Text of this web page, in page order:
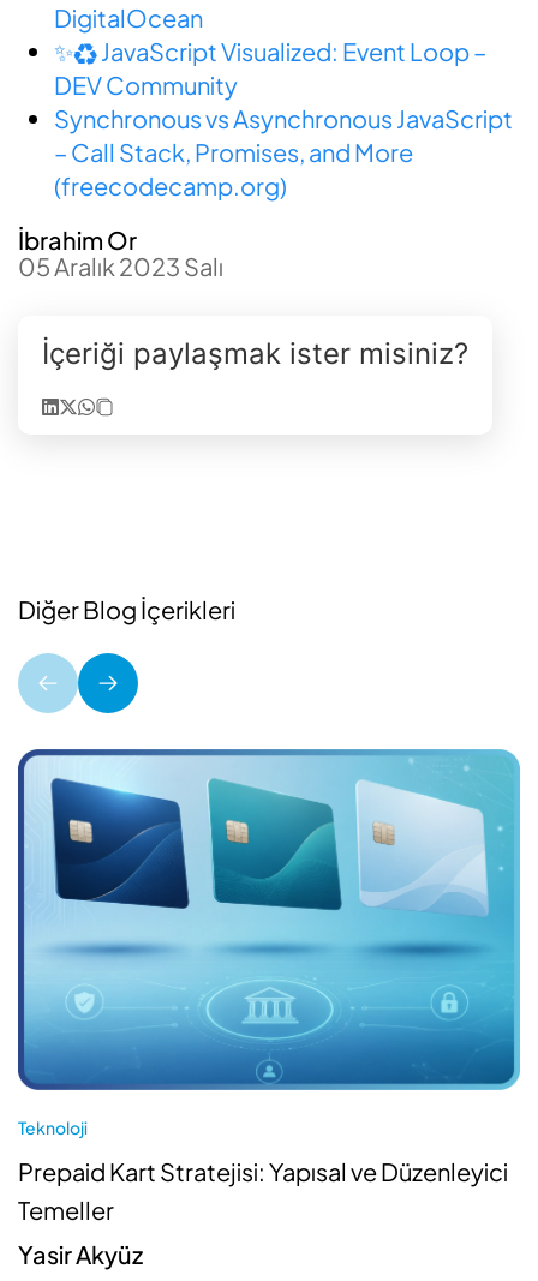
DigitalOcean
✨♻️ JavaScript Visualized: Event Loop –
DEV Community
Synchronous vs Asynchronous JavaScript
– Call Stack, Promises, and More
(freecodecamp.org)
İbrahim Or
05 Aralık 2023 Salı
İçeriği paylaşmak ister misiniz?
Diğer Blog İçerikleri
Teknoloji
Prepaid Kart Stratejisi: Yapısal ve Düzenleyici
Temeller
Yasir Akyüz